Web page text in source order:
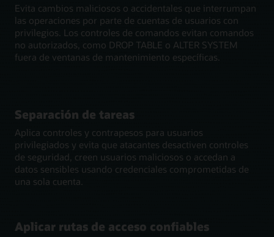
Evita cambios maliciosos o accidentales que interrumpan
las operaciones por parte de cuentas de usuarios con
privilegios. Los controles de comandos evitan comandos
no autorizados, como DROP TABLE o ALTER SYSTEM
fuera de ventanas de mantenimiento específicas.
Separación de tareas
Aplica controles y contrapesos para usuarios
privilegiados y evita que atacantes desactiven controles
de seguridad, creen usuarios maliciosos o accedan a
datos sensibles usando credenciales comprometidas de
una sola cuenta.
Aplicar rutas de acceso confiables